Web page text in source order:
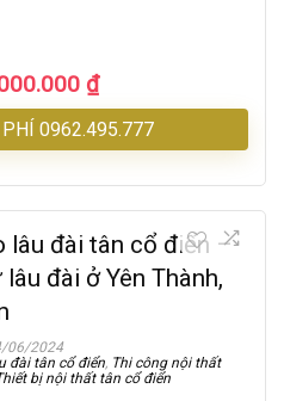
₫
0962.495.777
lâu đài tân cổ điển –
đài ở Yên Thành,
06/2024
đài tân cổ điển, Thi công nội thất
bị nội thất tân cổ điển